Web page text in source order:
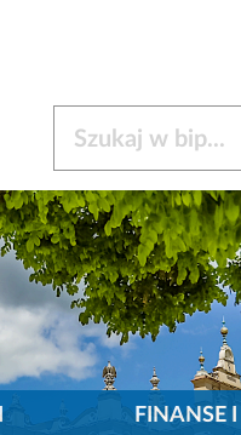
FINANSE I